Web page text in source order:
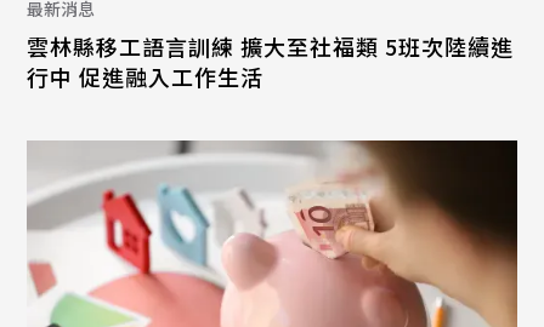
最新消息
雲林縣移工語言訓練 擴大至社福類 5班次陸續進
行中 促進融入工作生活